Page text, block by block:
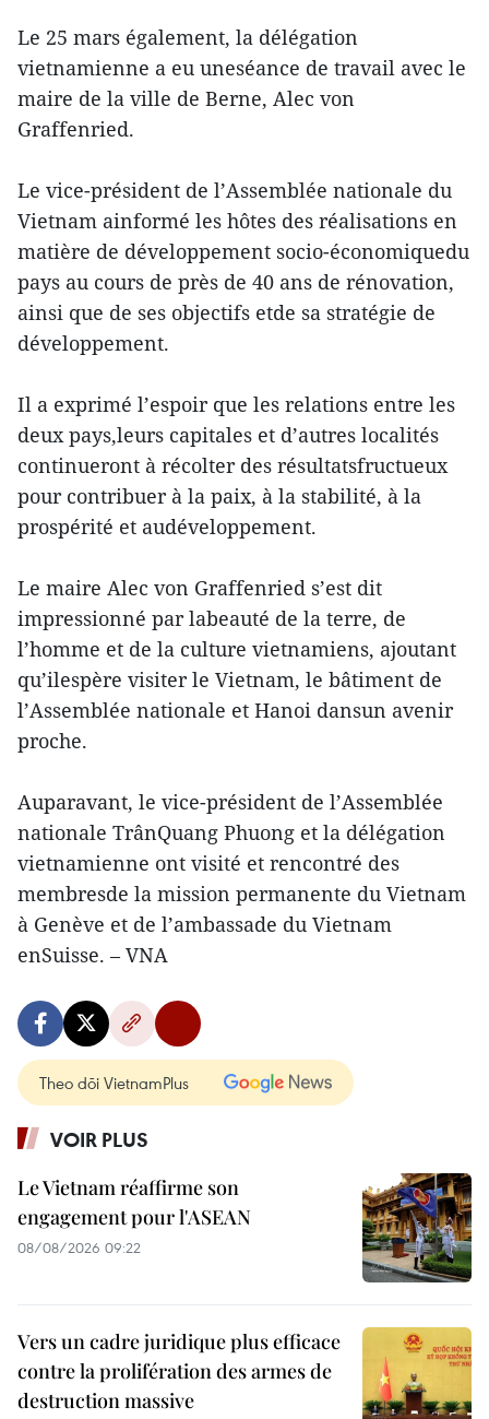
Le 25 mars également, la délégation
vietnamienne a eu uneséance de travail avec le
maire de la ville de Berne, Alec von
Graffenried.
Le vice-président de l’Assemblée nationale du
Vietnam ainformé les hôtes des réalisations en
matière de développement socio-économiquedu
pays au cours de près de 40 ans de rénovation,
ainsi que de ses objectifs etde sa stratégie de
développement.
Il a exprimé l’espoir que les relations entre les
deux pays,leurs capitales et d’autres localités
continueront à récolter des résultatsfructueux
pour contribuer à la paix, à la stabilité, à la
prospérité et audéveloppement.
Le maire Alec von Graffenried s’est dit
impressionné par labeauté de la terre, de
l’homme et de la culture vietnamiens, ajoutant
qu’ilespère visiter le Vietnam, le bâtiment de
l’Assemblée nationale et Hanoi dansun avenir
proche.
Auparavant, le vice-président de l’Assemblée
nationale TrânQuang Phuong et la délégation
vietnamienne ont visité et rencontré des
membresde la mission permanente du Vietnam
à Genève et de l’ambassade du Vietnam
enSuisse. – VNA
Theo dõi VietnamPlus
VOIR PLUS
Le Vietnam réaffirme son
engagement pour l'ASEAN
08/08/2026 09:22
Vers un cadre juridique plus efficace
contre la prolifération des armes de
destruction massive